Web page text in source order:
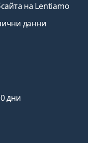
на Lentiamo
данни
дни